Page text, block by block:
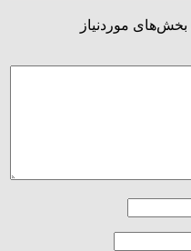
بخش‌های موردنیاز